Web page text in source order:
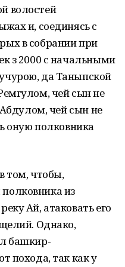
волостей
и, соединясь с
в собрании при
з 2000 с начальными
да Таныпской
чей сын не
чей сын не
оную полковника
том, чтобы,
из
Ай, атаковать его
Однако,
башкир-
похода, так как у